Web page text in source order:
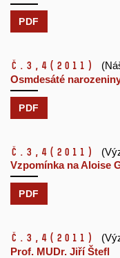
PDF
č.3,4 (2011)
Osmdesáté
PDF
č.3,4 (2011)
Vzpomínka na Aloise
PDF
č.3,4 (2011)
Prof. MUDr. Jiří Štefl